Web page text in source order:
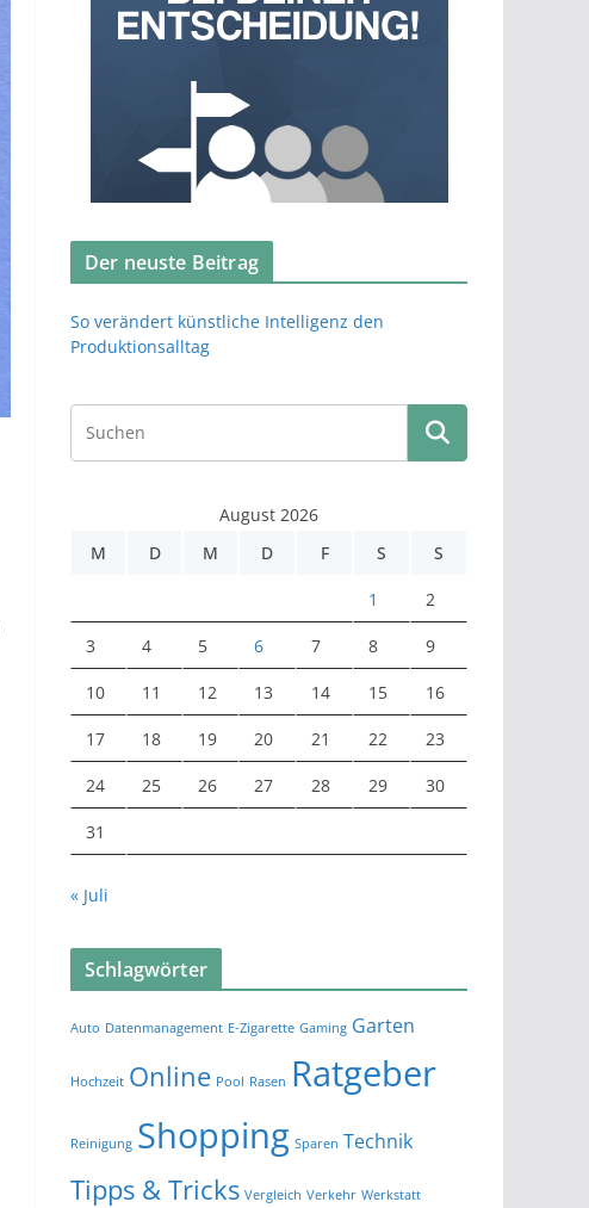
Der neuste Beitrag
So verändert künstliche Intelligenz den
Produktionsalltag
August 2026
M
D M D F S S
1 2
3 4 5 6 7 8 9
10 11 12 13 14 15 16
17 18 19 20 21 22 23
24 25 26 27 28 29 30
31
« Juli
Schlagwörter
Auto Datenmanagement E-Zigarette Gaming Garten
Hochzeit Online Pool Rasen Ratgeber
Reinigung Shopping Sparen Technik
Tipps & Tricks Vergleich Verkehr Werkstatt